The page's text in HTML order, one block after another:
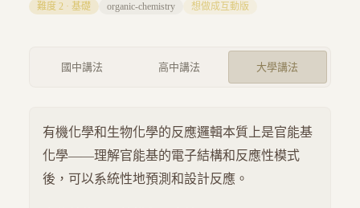
難度 2 · 基礎 organic-chemistry 想做成互動版
國中講法 高中講法 大學講法
有機化學和生物化學的反應邏輯本質上是官能基
化學——理解官能基的電子結構和反應性模式
後，可以系統性地預測和設計反應。